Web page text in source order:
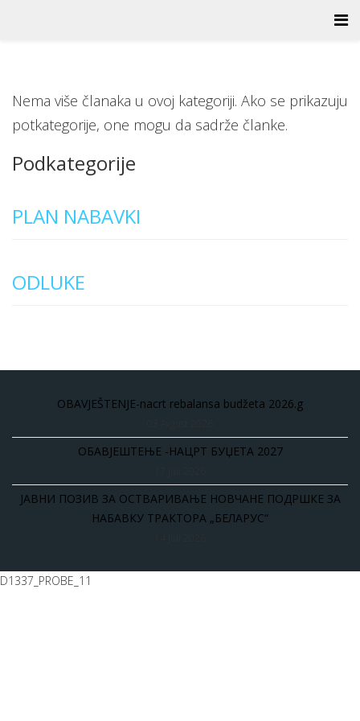
Nema više članaka u ovoj kategoriji. Ako se prikazuju
potkategorije, one mogu da sadrže članke.
Podkategorije
PLAN NABAVKI
ODLUKE
OBAVJEŠTENJE-nacrt rebalansa budžeta 2026.g
ОБАВЈЕШТЕЊЕ -НАЦРТ БУЏЕТА 2027
ЈАВНИ ПОЗИВ ЗА ОСТВАРИВАЊЕ НОВЧАНЕ ПОДРШКЕ ЗА
НАБАВКУ ТРАКТОРА „БЕЛАРУС“